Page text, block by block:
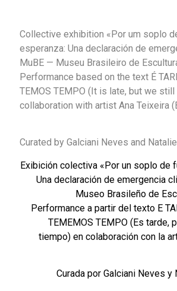
Collective exhibition «Por um soplo
esperanza: Una declaración de
MuBE — Museu Brasileiro de
Performance based on the text É
TEMOS TEMPO (It is late, but we still
collaboration with artist Ana Teixeira
Curated by Galciani Neves and
Exibición colectiva «Por un soplo de
Una declaración de emergencia
Museo Brasileño de
Performance a partir del texto E
TEMEMOS TEMPO (Es tarde,
tiempo) en colaboración con la
Curada por Galciani Neves